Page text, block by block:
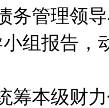
管理领导
组报告，
本级财力